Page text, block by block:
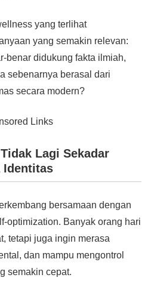
yang terlihat
yang semakin relevan:
benar didukung fakta ilmiah,
sebenarnya berasal dari
secara modern?
Links
Lagi Sekadar
Identitas
bersamaan dengan
optimization. Banyak orang hari
tetapi juga ingin merasa
dan mampu mengontrol
semakin cepat.